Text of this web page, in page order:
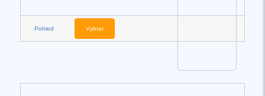
Pohled Vybrat